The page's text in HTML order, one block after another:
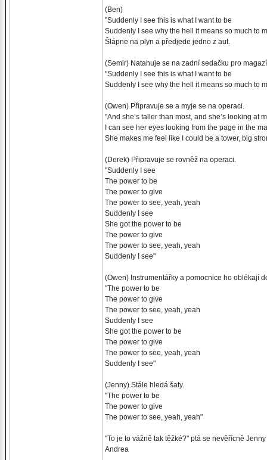
(Ben)
"Suddenly I see this is what I want to be
Suddenly I see why the hell it means so much to
Šlápne na plyn a předjede jedno z aut.
(Semir) Natahuje se na zadní sedačku pro
"Suddenly I see this is what I want to be
Suddenly I see why the hell it means so much to
(Owen) Připravuje se a myje se na operaci.
"And she’s taller than most, and she’s looking at
I can see her eyes looking from the page in the
She makes me feel like I could be a tower, big
(Derek) Připravuje se rovněž na operaci.
"Suddenly I see
The power to be
The power to give
The power to see, yeah, yeah
Suddenly I see
She got the power to be
The power to give
The power to see, yeah, yeah
Suddenly I see"
(Owen) Instrumentářky a pomocnice ho oblékají
"The power to be
The power to give
The power to see, yeah, yeah
Suddenly I see
She got the power to be
The power to give
The power to see, yeah, yeah
Suddenly I see"
(Jenny) Stále hledá šaty.
"The power to be
The power to give
The power to see, yeah, yeah"
"To je to vážně tak těžké?" ptá se nevěřícně
Andrea